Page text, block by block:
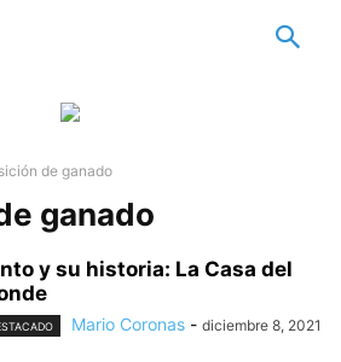
de ganado
ganado
y su historia: La Casa del
Mario Coronas - diciembre 8, 2021